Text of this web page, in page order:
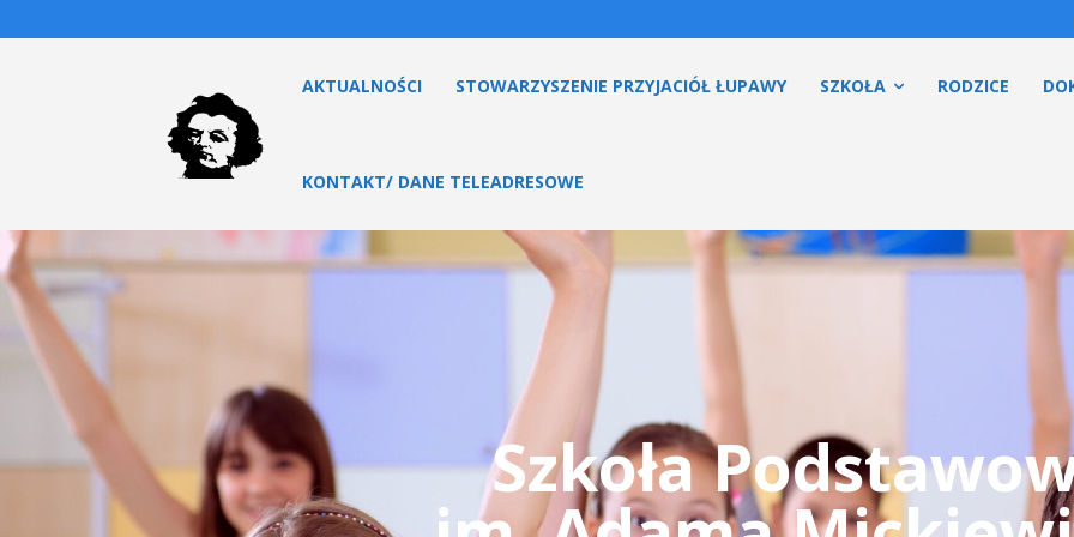
AKTUALNOŚCI STOWARZYSZENIE PRZYJACIÓŁ ŁUPAWY SZKOŁA RODZICE
KONTAKT/ DANE TELEADRESOWE
Szkoła